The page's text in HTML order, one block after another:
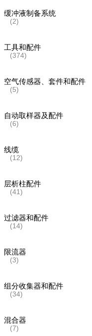
缓冲液制备系统
(2)
工具和配件
(374)
空气传感器、套件和配件
(5)
自动取样器及配件
(6)
线缆
(12)
层析柱配件
(41)
过滤器和配件
(14)
限流器
(3)
组分收集器和配件
(34)
混合器
(7)